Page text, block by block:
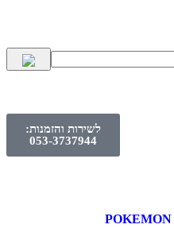
לשירות והזמנות:
053-3737944